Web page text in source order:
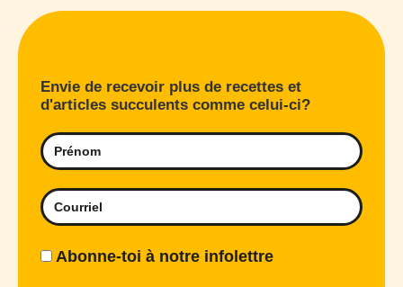
Envie de recevoir plus de recettes et
d'articles succulents comme celui-ci?
Abonne-toi à notre infolettre